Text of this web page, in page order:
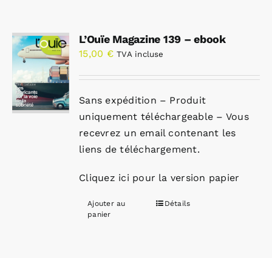
L’Ouïe Magazine 139 – ebook
15,00 € TVA incluse
Sans expédition – Produit
uniquement téléchargeable – Vous
recevrez un email contenant les
liens de téléchargement.
Cliquez ici pour la version papier
Ajouter au
panier
Détails